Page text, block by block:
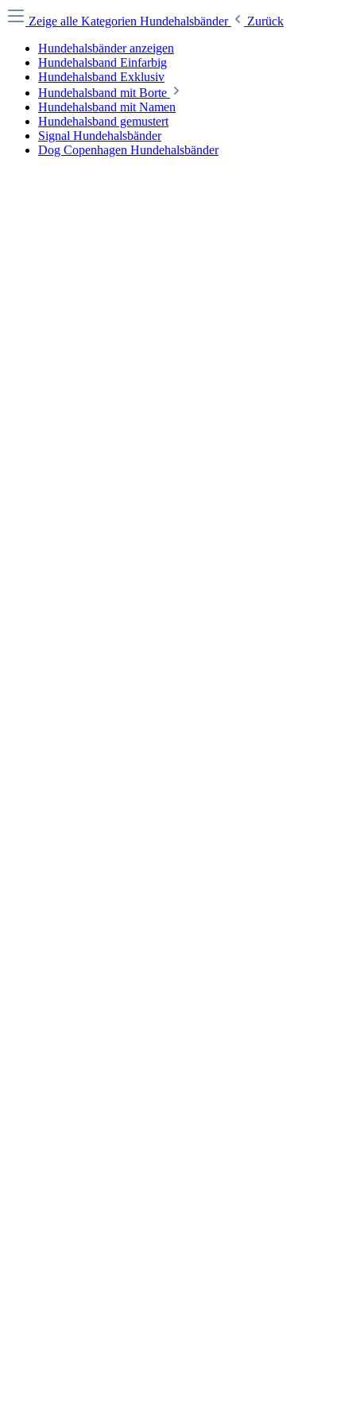
Zeige alle Kategorien Hundehalsbänder
Zurück
Hundehalsbänder anzeigen
Hundehalsband Einfarbig
Hundehalsband Exklusiv
Hundehalsband mit Borte
Hundehalsband mit Namen
Hundehalsband gemustert
Signal Hundehalsbänder
Dog Copenhagen Hundehalsbänder